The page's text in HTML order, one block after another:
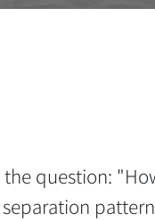
question: